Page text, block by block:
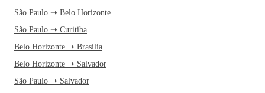
São Paulo ➝ Belo Horizonte
São Paulo ➝ Curitiba
Belo Horizonte ➝ Brasília
Belo Horizonte ➝ Salvador
São Paulo ➝ Salvador